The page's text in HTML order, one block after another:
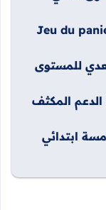
Jeu du
للمستوى
الدعم المكثف
ابتدائي